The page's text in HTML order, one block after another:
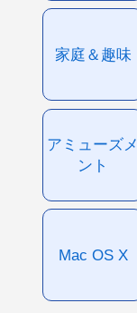
家庭＆趣味
アミューズメ
ント
Mac OS X